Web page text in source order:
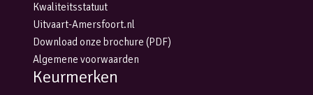
Kwaliteitsstatuut
Uitvaart-Amersfoort.nl
Download onze brochure (PDF)
Algemene voorwaarden
Keurmerken